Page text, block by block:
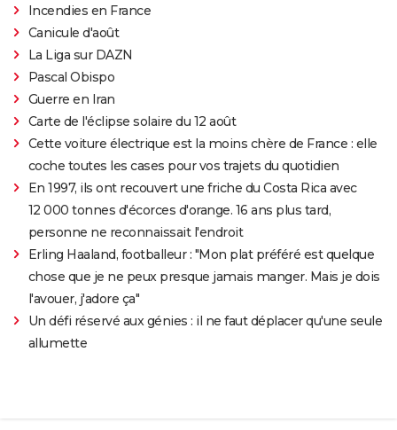
Incendies en France
Canicule d'août
La Liga sur DAZN
Pascal Obispo
Guerre en Iran
Carte de l'éclipse solaire du 12 août
Cette voiture électrique est la moins chère de France : elle
coche toutes les cases pour vos trajets du quotidien
En 1997, ils ont recouvert une friche du Costa Rica avec
12 000 tonnes d'écorces d'orange. 16 ans plus tard,
personne ne reconnaissait l'endroit
Erling Haaland, footballeur : "Mon plat préféré est quelque
chose que je ne peux presque jamais manger. Mais je dois
l'avouer, j'adore ça"
Un défi réservé aux génies : il ne faut déplacer qu'une seule
allumette